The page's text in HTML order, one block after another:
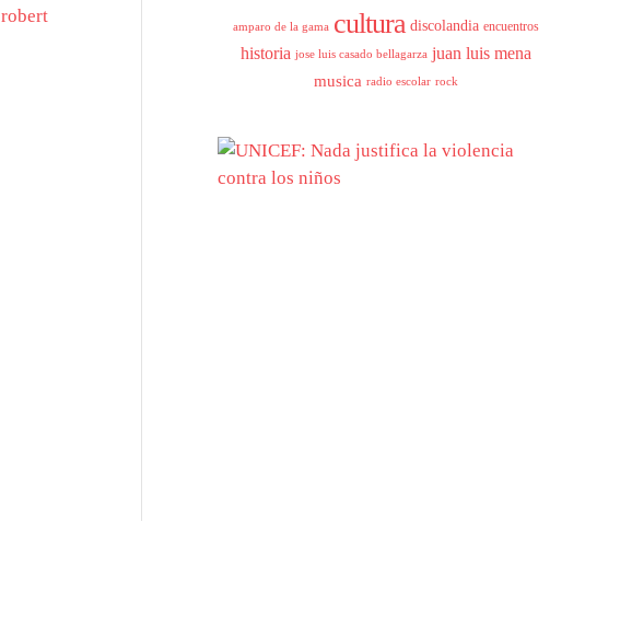
robert
amparo de la gama cultura discolandia encuentros
historia jose luis casado bellagarza juan luis mena
musica radio escolar rock